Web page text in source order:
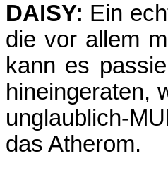
DAISY: Ein
die vor allem
kann es
hineingeraten,
unglaublich-
das Atherom.